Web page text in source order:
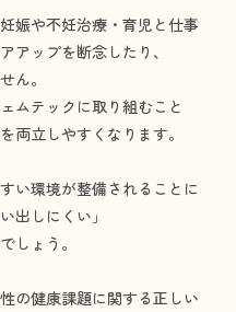
娠や不妊治療・育児と仕事
アップを断念したり、
ん。
ムテックに取り組むこと
両立しやすくなります。
い環境が整備されることに
出しにくい」
しょう。
の健康課題に関する正しい